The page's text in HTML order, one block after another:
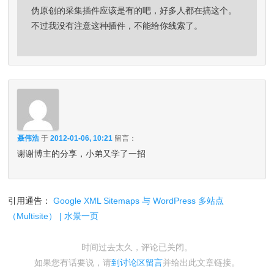
伪原创的采集插件应该是有的吧，好多人都在搞这个。
不过我没有注意这种插件，不能给你线索了。
聂伟浩 于2012-01-06, 10:21 留言：
谢谢博主的分享，小弟又学了一招
引用通告：Google XML Sitemaps 与 WordPress 多站点
（Multisite） | 水景一页
时间过去太久，评论已关闭。
如果您有话要说，请到讨论区留言并给出此文章链接。